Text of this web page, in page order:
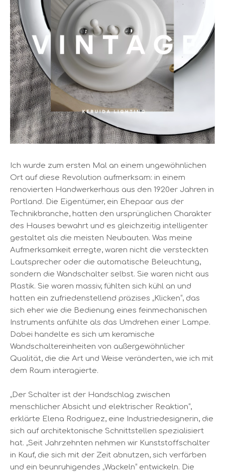
Ich wurde zum ersten Mal an einem ungewöhnlichen
Ort auf diese Revolution aufmerksam: in einem
renovierten Handwerkerhaus aus den 1920er Jahren in
Portland. Die Eigentümer, ein Ehepaar aus der
Technikbranche, hatten den ursprünglichen Charakter
des Hauses bewahrt und es gleichzeitig intelligenter
gestaltet als die meisten Neubauten. Was meine
Aufmerksamkeit erregte, waren nicht die versteckten
Lautsprecher oder die automatische Beleuchtung,
sondern die Wandschalter selbst. Sie waren nicht aus
Plastik. Sie waren massiv, fühlten sich kühl an und
hatten ein zufriedenstellend präzises „Klicken“, das
sich eher wie die Bedienung eines feinmechanischen
Instruments anfühlte als das Umdrehen einer Lampe.
Dabei handelte es sich um keramische
Wandschaltereinheiten von außergewöhnlicher
Qualität, die die Art und Weise veränderten, wie ich mit
dem Raum interagierte.
„Der Schalter ist der Handschlag zwischen
menschlicher Absicht und elektrischer Reaktion“,
erklärte Elena Rodriguez, eine Industriedesignerin, die
sich auf architektonische Schnittstellen spezialisiert
hat. „Seit Jahrzehnten nehmen wir Kunststoffschalter
in Kauf, die sich mit der Zeit abnutzen, sich verfärben
und ein beunruhigendes „Wackeln“ entwickeln. Die